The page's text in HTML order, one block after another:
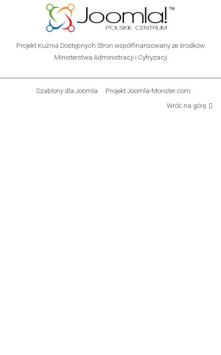
Projekt Kuźnia Dostępnych Stron współfinansowany ze środków
Ministerstwa Administracji i Cyfryzacji
Szablony dla Joomla
. Projekt Joomla-Monster.com
Wróć na górę